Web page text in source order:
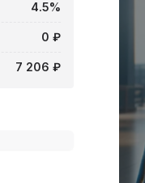
4.5%
0 ₽
7 206 ₽